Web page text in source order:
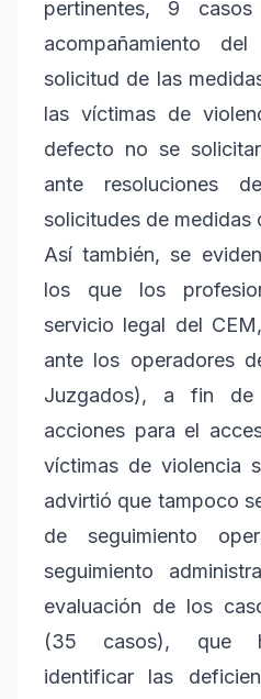
pertinentes, 9
acompañamiento
solicitud de las
las víctimas de
defecto no se
ante resoluciones
solicitudes de medidas
Así también, se
los que los
servicio legal del
ante los operadores
Juzgados), a fin
acciones para el
víctimas de violencia
advirtió que tampoco
de seguimiento
seguimiento
evaluación de los
(35 casos), que
identificar las